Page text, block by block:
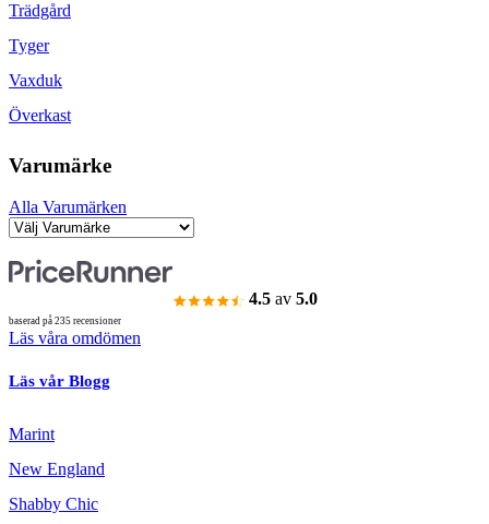
Trädgård
Tyger
Vaxduk
Överkast
Varumärke
Alla Varumärken
4.5 av 5.0
baserad på 235 recensioner
Läs våra omdömen
Läs vår Blogg
Marint
New England
Shabby Chic